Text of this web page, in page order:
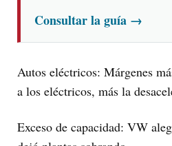
Consultar la guía →
Autos eléctricos: Márgenes
a los eléctricos, más la
Exceso de capacidad: VW